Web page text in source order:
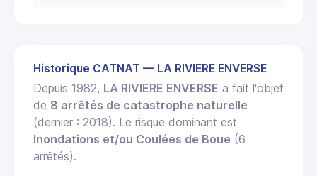
Historique CATNAT — LA RIVIERE ENVERSE
Depuis 1982, LA RIVIERE ENVERSE a fait l'objet
de 8 arrêtés de catastrophe naturelle
(dernier : 2018). Le risque dominant est
Inondations et/ou Coulées de Boue (6
arrêtés).